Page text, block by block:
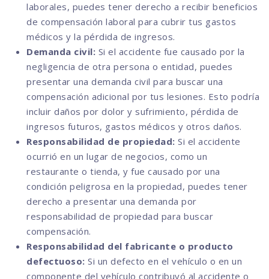
laborales, puedes tener derecho a recibir beneficios
de compensación laboral para cubrir tus gastos
médicos y la pérdida de ingresos.
Demanda civil: Si el accidente fue causado por la
negligencia de otra persona o entidad, puedes
presentar una demanda civil para buscar una
compensación adicional por tus lesiones. Esto podría
incluir daños por dolor y sufrimiento, pérdida de
ingresos futuros, gastos médicos y otros daños.
Responsabilidad de propiedad: Si el accidente
ocurrió en un lugar de negocios, como un
restaurante o tienda, y fue causado por una
condición peligrosa en la propiedad, puedes tener
derecho a presentar una demanda por
responsabilidad de propiedad para buscar
compensación.
Responsabilidad del fabricante o producto
defectuoso: Si un defecto en el vehículo o en un
componente del vehículo contribuyó al accidente o